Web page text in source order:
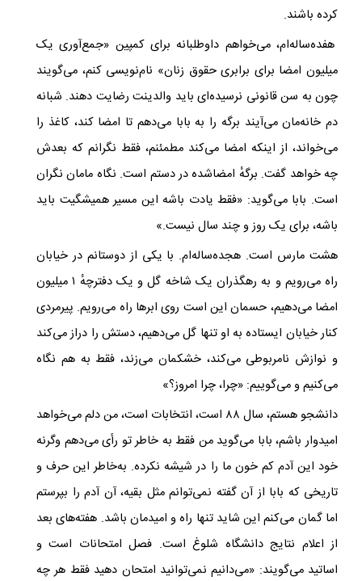
کرده باشند.
هفده‌ساله‌ام، می‌خواهم داوطلبانه برای کمپین «جمع‌آوری یک
میلیون امضا برای برابری حقوق زنان» نام‌نویسی کنم، می‌گویند
چون به سن قانونی نرسیده‌ای باید والدینت رضایت دهند. شبانه
دم خانه‌مان می‌آیند برگه را به بابا می‌دهم تا امضا کند، کاغذ را
می‌خواند، از اینکه امضا می‌کند مطمئنم، فقط نگرانم که بعدش
چه خواهد گفت. برگهٔ امضاشده در دستم است. نگاه مامان نگران
است. بابا می‌گوید: «فقط یادت باشه این مسیر همیشگیت باید
باشه، برای یک روز و چند سال نیست.»
هشت مارس است. هجده‌ساله‌ام. با یکی از دوستانم در خیابان
راه می‌رویم و به رهگذران یک شاخه گل و یک دفترچهٔ ۱ میلیون
امضا می‌دهیم، حسمان این است روی ابرها راه می‌رویم. پیرمردی
کنار خیابان ایستاده به او تنها گل می‌دهیم، دستش را دراز می‌کند
و نوازش نامربوطی می‌کند، خشکمان می‌زند، فقط به هم نگاه
می‌کنیم و می‌گوییم: «چرا، چرا امروز؟»
دانشجو هستم، سال ۸۸ است، انتخابات است، من دلم می‌خواهد
امیدوار باشم، بابا می‌گوید من فقط به خاطر تو رأی می‌دهم وگرنه
خود این آدم کم خون ما را در شیشه نکرده. به‌خاطر این حرف و
تاریخی که بابا از آن گفته نمی‌توانم مثل بقیه، آن آدم را بپرستم
اما گمان می‌کنم این شاید تنها راه و امیدمان باشد. هفته‌های بعد
از اعلام نتایج دانشگاه شلوغ است. فصل امتحانات است و
اساتید می‌گویند: «می‌دانیم نمی‌توانید امتحان دهید فقط هر چه